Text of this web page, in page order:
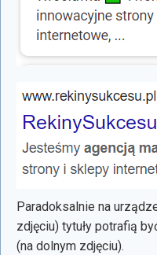
Paradoksalnie na
zdjęciu) tytuły potrafią
(na dolnym zdjęciu).